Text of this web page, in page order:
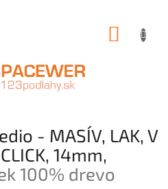
- MASÍV, LAK, V
14mm,
100% drevo